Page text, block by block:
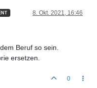
8. Okt. 2021, 16:46
Beruf so sein.
ersetzen.
0